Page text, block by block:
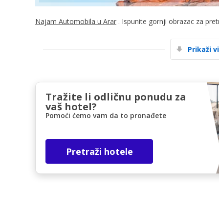
Najam Automobila u Arar . Ispunite gornji obrazac za
Prikaži
Tražite li odličnu ponudu za
vaš hotel?
Pomoći ćemo vam da to pronađete
Pretraži hotele